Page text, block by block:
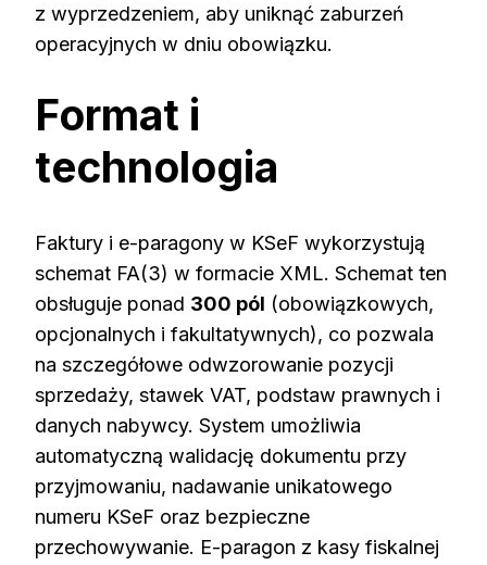
z wyprzedzeniem, aby uniknąć zaburzeń
operacyjnych w dniu obowiązku.
Format i
technologia
Faktury i e-paragony w KSeF wykorzystują
schemat FA(3) w formacie XML. Schemat ten
obsługuje ponad 300 pól (obowiązkowych,
opcjonalnych i fakultatywnych), co pozwala
na szczegółowe odwzorowanie pozycji
sprzedaży, stawek VAT, podstaw prawnych i
danych nabywcy. System umożliwia
automatyczną walidację dokumentu przy
przyjmowaniu, nadawanie unikatowego
numeru KSeF oraz bezpieczne
przechowywanie. E-paragon z kasy fiskalnej